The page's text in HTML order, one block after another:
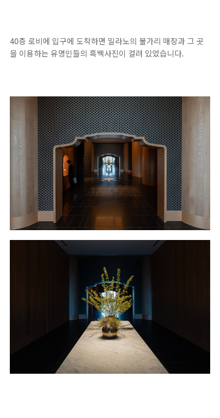
40층 로비에 입구에 도착하면 밀라노의 불가리 매장과 그 곳
을 이용하는 유명인들의 흑백사진이 걸려 있었습니다.